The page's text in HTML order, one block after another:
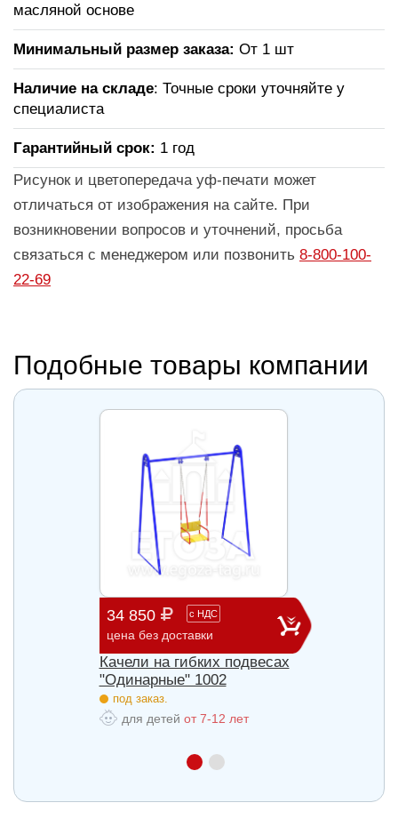
масляной основе
Минимальный размер заказа: От 1 шт
Наличие на складе: Точные сроки уточняйте у
специалиста
Гарантийный срок: 1 год
Рисунок и цветопередача уф-печати может
отличаться от изображения на сайте. При
возникновении вопросов и уточнений, просьба
связаться с менеджером или позвонить 8-800-100-
22-69
Подобные товары компании
34 850 с НДС
цена без доставки
Качели на гибких подвесах
"Одинарные" 1002
под заказ.
для детей от 7-12 лет